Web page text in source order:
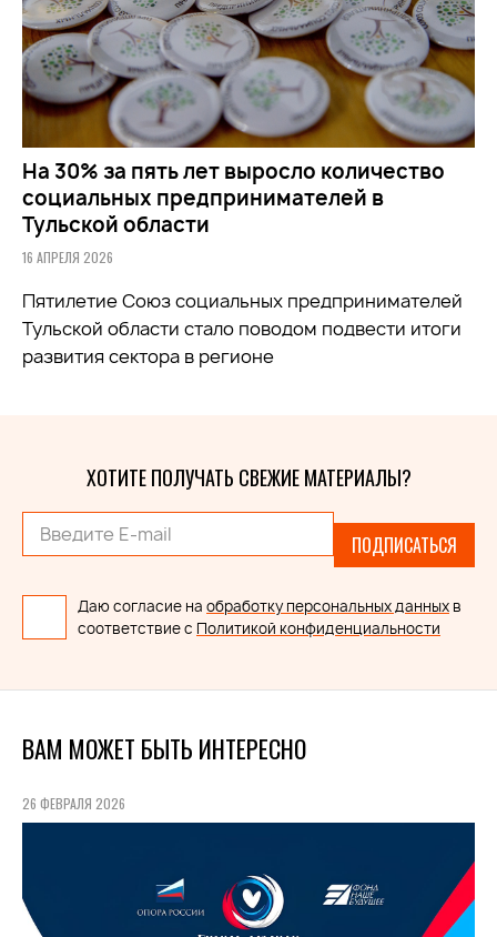
На 30% за пять лет выросло количество
социальных предпринимателей в
Тульской области
16 АПРЕЛЯ 2026
Пятилетие Союз социальных предпринимателей
Тульской области стало поводом подвести итоги
развития сектора в регионе
ХОТИТЕ ПОЛУЧАТЬ СВЕЖИЕ МАТЕРИАЛЫ?
ПОДПИСАТЬСЯ
Даю согласие на обработку персональных данных в
соответствие с Политикой конфиденциальности
ВАМ МОЖЕТ БЫТЬ ИНТЕРЕСНО
26 ФЕВРАЛЯ 2026